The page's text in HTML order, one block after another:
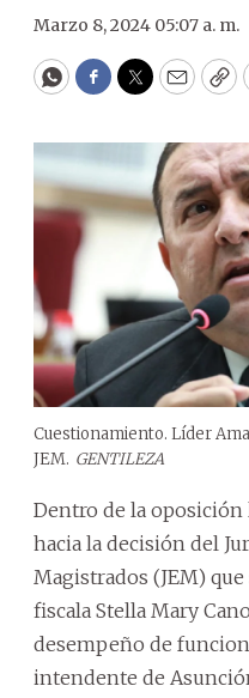
Marzo 8, 2024 05:07 a. m.
WhatsApp
Facebook
Twitter
Email
Cuestionamiento. Líder
JEM. GENTILEZA
Dentro de la
hacia la decisión del
Magistrados (JEM)
fiscala Stella Mary
desempeño de
intendente de